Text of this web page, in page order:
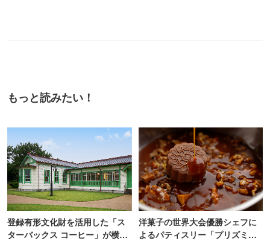
もっと読みたい！
登録有形文化財を活用した「ス
ターバックス コーヒー」が横
洋菓子の世界大会優勝シェフに
よるパティスリー「プリズミッ